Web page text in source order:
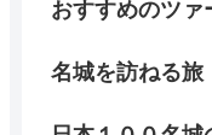
おすすめのツァ
名城を訪ねる旅